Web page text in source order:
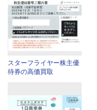
スターフライヤー株主優
待券の高価買取